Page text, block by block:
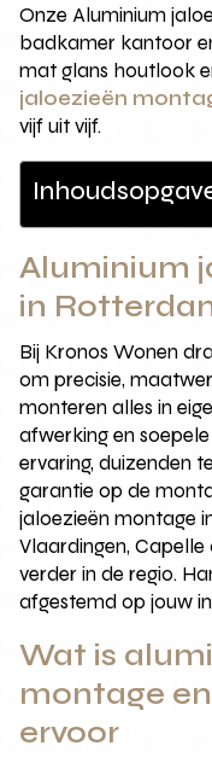
Onze Aluminium
badkamer kantoor
mat glans houtlook
jaloezieën
vijf uit vijf.
Aluminium
in
Bij Kronos Wonen
om precisie,
monteren alles in
afwerking en
ervaring, duizenden
garantie op de
jaloezieën montage
Vlaardingen,
verder in de regio.
afgestemd op jouw
Wat is
montage
ervoor